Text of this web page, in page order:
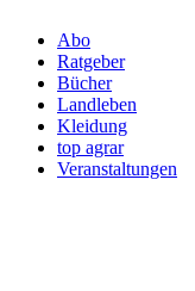
Abo
Ratgeber
Bücher
Landleben
Kleidung
top agrar
Veranstaltungen